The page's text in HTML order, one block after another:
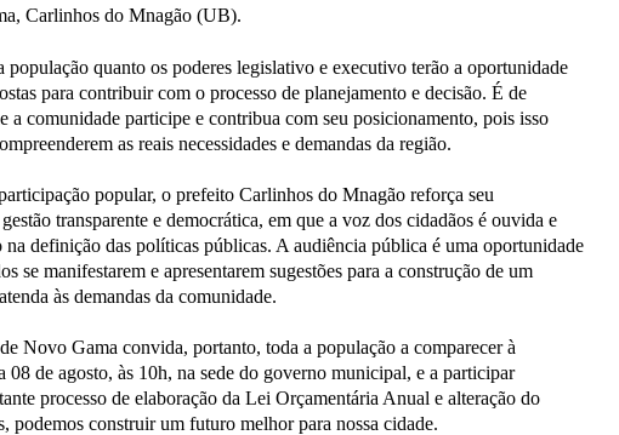
Carlinhos do Mnagão (UB).
população quanto os poderes legislativo e executivo terão a oportunidade
para contribuir com o processo de planejamento e decisão. É de
a comunidade participe e contribua com seu posicionamento, pois isso
as reais necessidades e demandas da região.
popular, o prefeito Carlinhos do Mnagão reforça seu
transparente e democrática, em que a voz dos cidadãos é ouvida e
na definição das políticas públicas. A audiência pública é uma oportunidade
se manifestarem e apresentarem sugestões para a construção de um
às demandas da comunidade.
Novo Gama convida, portanto, toda a população a comparecer à
08 de agosto, às 10h, na sede do governo municipal, e a participar
processo de elaboração da Lei Orçamentária Anual e alteração do
podemos construir um futuro melhor para nossa cidade.